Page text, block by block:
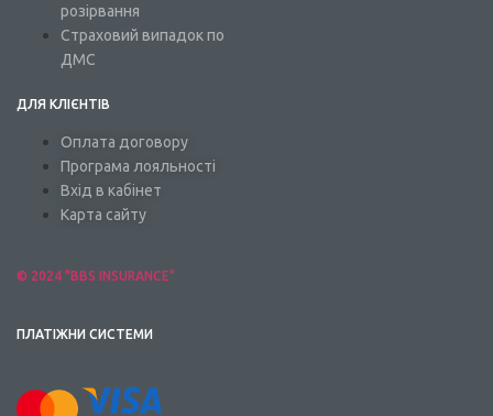
розірвання
Страховий випадок по
ДМС
ДЛЯ КЛІЄНТІВ
Оплата договору
Програма лояльності
Вхід в кабінет
Карта сайту
© 2024 "BBS INSURANCE"
ПЛАТІЖНИ СИСТЕМИ